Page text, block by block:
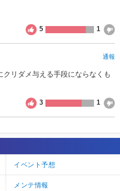
5 1
通報
リダメ与える手段にならなくも
3 1
イベント予想
メンテ情報